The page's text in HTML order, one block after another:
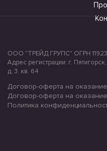
ООО "ТРЕЙД ГРУПС" ОГРН
Адрес регистрации: г.
д. 3, кв. 64
Договор-оферта на оказание
Договор-оферта на
Политика